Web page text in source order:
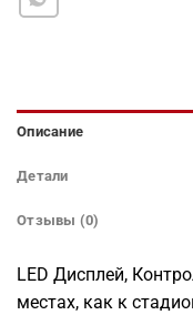
Описание
Детали
Отзывы (0)
LED Дисплей,
местах, как к